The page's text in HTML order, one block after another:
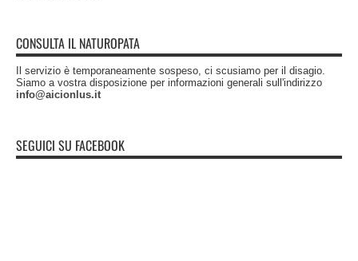
CONSULTA IL NATUROPATA
Il servizio è temporaneamente sospeso, ci scusiamo per il disagio.
Siamo a vostra disposizione per informazioni generali sull'indirizzo
info@aicionlus.it
SEGUICI SU FACEBOOK